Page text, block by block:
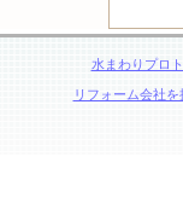
水まわりプロ
リフォーム会社を